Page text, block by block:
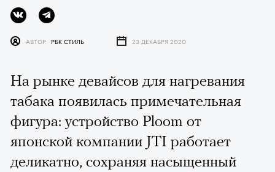
АВТОР РБК СТИЛЬ 23 ДЕКАБРЯ 2020
На рынке девайсов для нагревания
табака появилась примечательная
фигура: устройство Ploom от
японской компании JTI работает
деликатно, сохраняя насыщенный